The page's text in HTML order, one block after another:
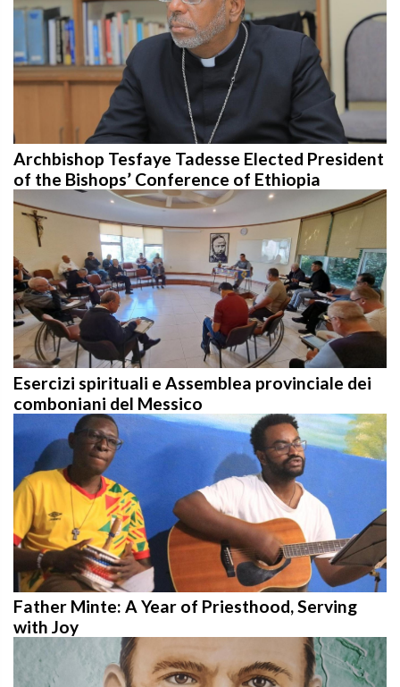
Archbishop Tesfaye Tadesse Elected President
of the Bishops’ Conference of Ethiopia
Esercizi spirituali e Assemblea provinciale dei
comboniani del Messico
Father Minte: A Year of Priesthood, Serving
with Joy